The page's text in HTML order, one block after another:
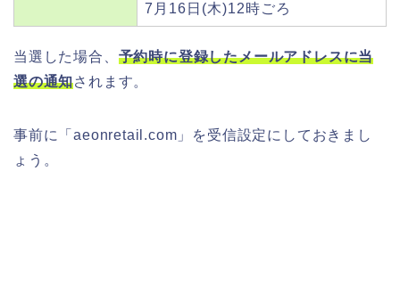
7月16日(木)12時ごろ
当選した場合、 予約時に登録したメールアドレスに当
選の通知されます。
事前に「aeonretail.com」を受信設定にしておきまし
ょう。